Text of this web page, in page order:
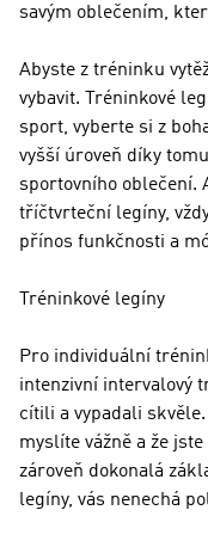
savým oblečením,
Abyste z tréninku
vybavit. Tréninkové
sport, vyberte si z
vyšší úroveň díky
sportovního oblečení.
tříčtvrteční legíny,
přínos funkčnosti a
Tréninkové legíny
Pro individuální
intenzivní intervalový
cítili a vypadali
myslíte vážně a že
zároveň dokonalá
legíny, vás nenechá